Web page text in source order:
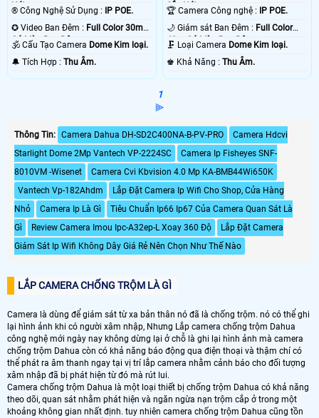
Nét .
®️ Công Nghệ Sử Dụng :
IP POE.
✪ Video Ban Đêm : Full Color 30m
Có Màu Ban Ðêm.
🕉️ Cấu Tạo Camera Dome Kim loại.
️🔔 Tích Hợp : Thu Âm.
Sắc Nét .
🏆 Camera Công nghệ :
IP POE.
🌙 Giám sát Ban Đêm : Full Color
40m Có Màu Ban Ðêm.
🗜️ Loại Camera Dome Kim loại.
️♚ Khả Năng :Thu Âm.
1
⫸
Thông Tin: Camera Dahua DH-SD2C400NA-B-PV-PRO
Camera Hdcvi
Starlight Dome 2Mp Vantech VP-2224SC
Camera Ip Fisheyes SNF-
8010VM -Wisenet
Camera Cvi Kbvision 4.0 Mp KA-BMB44Wi650K
Vantech Vp-182Ahdm
Lắp Đặt Camera Ip Wifi Cho Shop, Cửa Hàng
Nhỏ
Camera Ip Là Gì
Tiêu Chuẩn Ip66 Ip67 Của Camera Quan Sát Là
Gì
Review Camera Imou Ipc-A32ep-L Xoay 360 Độ
Lắp Đặt Camera
Giám Sát Ip Wifi Không Dây Giá Rẻ Nên Chọn Như Thế Nào
LẮP CAMERA CHỐNG TRỘM LÀ GÌ
Camera là dùng để giám sát từ xa bản thân nó đã là chống trộm. nó có thể ghi
lại hình ảnh khi có người xâm nhập, Nhưng Lắp camera chống trộm Dahua
công nghệ mới ngày nay không dừng lại ở chỗ là ghi lại hình ảnh mà camera
chống trộm Dahua còn có khả năng báo động qua điện thoại và thậm chí có
thể phát ra âm thanh ngay tại vị trí lắp camera nhằm cảnh báo cho đối tượng
xâm nhập đã bị phát hiện từ đó mà rút lui.
Camera chống trộm Dahua là một loại thiết bị chống trộm Dahua có khả năng
theo dõi, quan sát nhằm phát hiện và ngăn ngừa nạn trộm cắp ở trong một
khoảng không gian nhất định. tuy nhiên camera chống trộm Dahua cũng tồn